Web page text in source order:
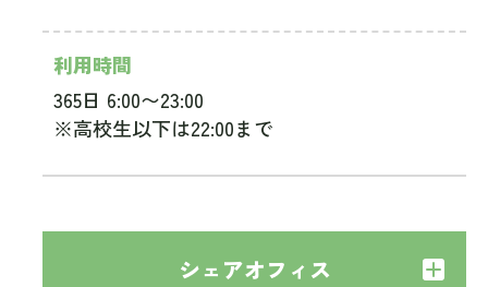
利用時間
365日 6:00〜23:00
※高校生以下は22:00まで
シェアオフィス